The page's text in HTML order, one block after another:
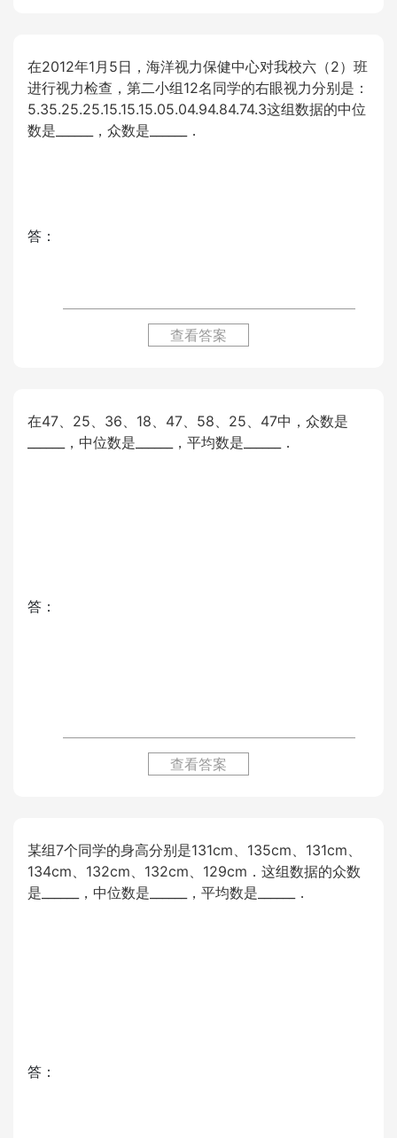
在2012年1月5日，海洋视力保健中心对我校六（2）班
进行视力检查，第二小组12名同学的右眼视力分别是：
5.35.25.25.15.15.15.05.04.94.84.74.3这组数据的中位
数是______，众数是______．
答：
查看答案
在47、25、36、18、47、58、25、47中，众数是
______，中位数是______，平均数是______．
答：
查看答案
某组7个同学的身高分别是131cm、135cm、131cm、
134cm、132cm、132cm、129cm．这组数据的众数
是______，中位数是______，平均数是______．
答：